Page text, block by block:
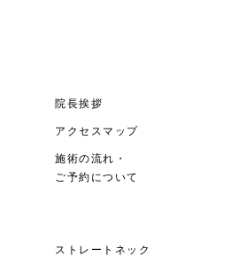
院長挨拶
アクセスマップ
施術の流れ・
ご予約について
ストレートネック